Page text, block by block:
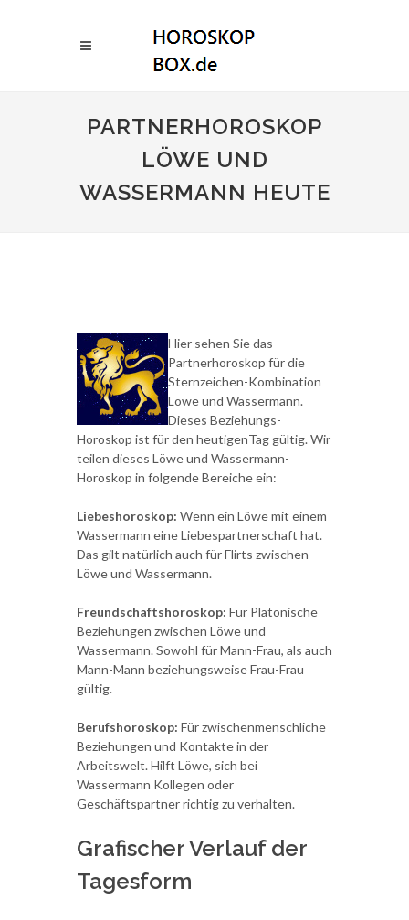
PARTNERHOROSKOP
LÖWE UND
WASSERMANN HEUTE
Hier sehen Sie das
Partnerhoroskop für die
Sternzeichen-Kombination
Löwe und Wassermann.
Dieses Beziehungs-
Horoskop ist für den heutigenTag gültig. Wir
teilen dieses Löwe und Wassermann-
Horoskop in folgende Bereiche ein:
Liebeshoroskop: Wenn ein Löwe mit einem
Wassermann eine Liebespartnerschaft hat.
Das gilt natürlich auch für Flirts zwischen
Löwe und Wassermann.
Freundschaftshoroskop: Für Platonische
Beziehungen zwischen Löwe und
Wassermann. Sowohl für Mann-Frau, als auch
Mann-Mann beziehungsweise Frau-Frau
gültig.
Berufshoroskop: Für zwischenmenschliche
Beziehungen und Kontakte in der
Arbeitswelt. Hilft Löwe, sich bei
Wassermann Kollegen oder
Geschäftspartner richtig zu verhalten.
Grafischer Verlauf der
Tagesform